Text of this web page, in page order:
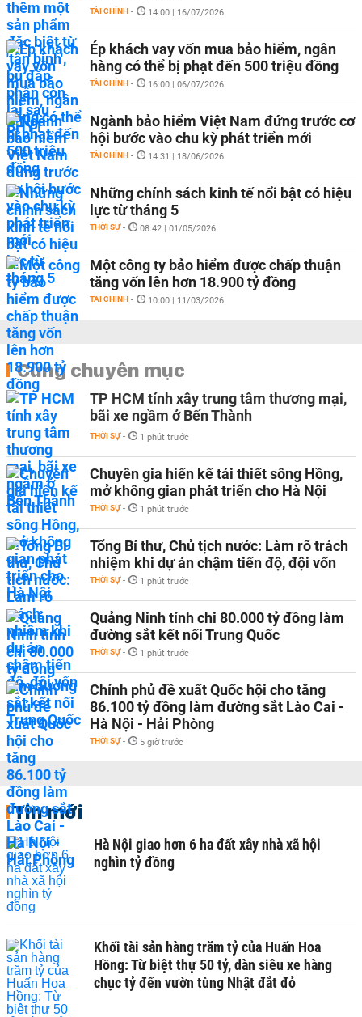
TÀI CHÍNH - 14:00 | 16/07/2026
Ép khách vay vốn mua bảo hiểm, ngân
hàng có thể bị phạt đến 500 triệu đồng
TÀI CHÍNH - 16:00 | 06/07/2026
Ngành bảo hiểm Việt Nam đứng trước cơ
hội bước vào chu kỳ phát triển mới
TÀI CHÍNH - 14:31 | 18/06/2026
Những chính sách kinh tế nổi bật có hiệu
lực từ tháng 5
THỜI SỰ - 08:42 | 01/05/2026
Một công ty bảo hiểm được chấp thuận
tăng vốn lên hơn 18.900 tỷ đồng
TÀI CHÍNH - 10:00 | 11/03/2026
Cùng chuyên mục
TP HCM tính xây trung tâm thương mại,
bãi xe ngầm ở Bến Thành
THỜI SỰ - 1 phút trước
Chuyên gia hiến kế tái thiết sông Hồng,
mở không gian phát triển cho Hà Nội
THỜI SỰ - 1 phút trước
Tổng Bí thư, Chủ tịch nước: Làm rõ trách
nhiệm khi dự án chậm tiến độ, đội vốn
THỜI SỰ - 1 phút trước
Quảng Ninh tính chi 80.000 tỷ đồng làm
đường sắt kết nối Trung Quốc
THỜI SỰ - 1 phút trước
Chính phủ đề xuất Quốc hội cho tăng
86.100 tỷ đồng làm đường sắt Lào Cai -
Hà Nội - Hải Phòng
THỜI SỰ - 5 giờ trước
Tin mới
Hà Nội giao hơn 6 ha đất xây nhà xã hội
nghìn tỷ đồng
Khối tài sản hàng trăm tỷ của Huấn Hoa
Hồng: Từ biệt thự 50 tỷ, dàn siêu xe hàng
chục tỷ đến vườn tùng Nhật đắt đỏ